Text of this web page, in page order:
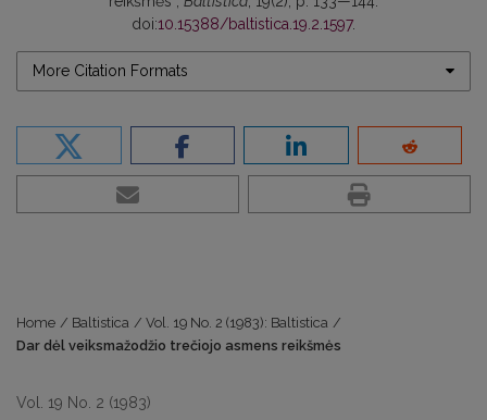
doi:10.15388/baltistica.19.2.1597.
More Citation Formats
Home / Baltistica / Vol. 19 No. 2 (1983): Baltistica /
Dar dėl veiksmažodžio trečiojo asmens reikšmės
Vol. 19 No. 2 (1983)